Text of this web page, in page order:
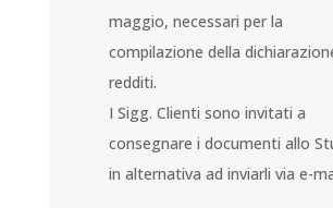
maggio, necessari per la
compilazione della
redditi.
I Sigg. Clienti sono invitati a
consegnare i documenti allo
in alternativa ad inviarli via e-